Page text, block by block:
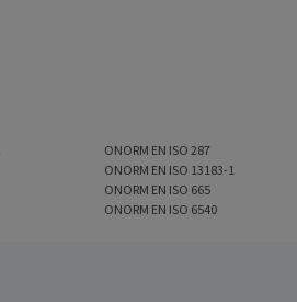
ONORM EN ISO 287
ONORM EN ISO 13183-1
ONORM EN ISO 665
ONORM EN ISO 6540